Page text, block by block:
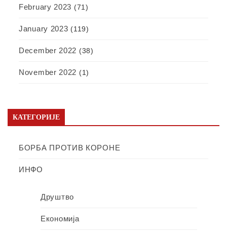
February 2023 (71)
January 2023 (119)
December 2022 (38)
November 2022 (1)
КАТЕГОРИЈЕ
БОРБА ПРОТИВ КОРОНЕ
ИНФО
Друштво
Економија